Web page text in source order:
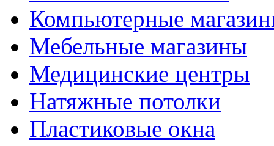
Компьютерные
Мебельные магазины
Медицинские центры
Натяжные потолки
Пластиковые окна